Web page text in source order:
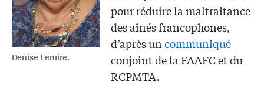
Denise Lemire.
pour réduire la maltraitance
des aînés francophones,
d’après uncommuniqué
conjoint de la FAAFC et du
RCPMTA.